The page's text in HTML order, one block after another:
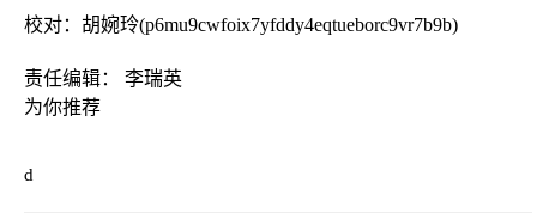
校对：胡婉玲(p6mu9cwfoix7yfddy4eqtueborc9vr7b9b)
责任编辑： 李瑞英
为你推荐
d